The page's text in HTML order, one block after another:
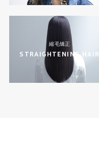
縮毛矯正
STRAIGHTENING HAIR